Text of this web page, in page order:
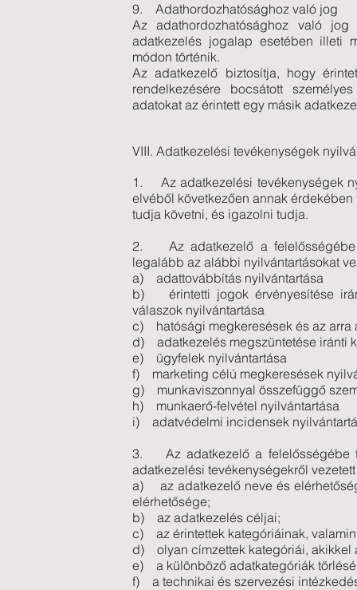
9. Adathordozhatósághoz való jog
Az adathordozhatósághoz való
adatkezelés jogalap esetében illeti
módon történik.
Az adatkezelő biztosítja, hogy
rendelkezésére bocsátott
adatokat az érintett egy másik
VIII. Adatkezelési tevékenységek
1. Az adatkezelési tevékenységek
elvéből következően annak
tudja követni, és igazolni tudja.
2. Az adatkezelő a felelősségébe
legalább az alábbi nyilvántartásokat
a) adattovábbítás nyilvántartása
b) érintetti jogok érvényesítése
válaszok nyilvántartása
c) hatósági megkeresések és az arra
d) adatkezelés megszüntetése iránti
e) ügyfelek nyilvántartása
f) marketing célú megkeresések
g) munkaviszonnyal összefüggő
h) munkaerő-felvétel nyilvántartása
i) adatvédelmi incidensek
3. Az adatkezelő a felelősségébe
adatkezelési tevékenységekről
a) az adatkezelő neve és
elérhetősége;
b) az adatkezelés céljai;
c) az érintettek kategóriáinak,
d) olyan címzettek kategóriái, akikkel
e) a különböző adatkategóriák
f) a technikai és szervezési